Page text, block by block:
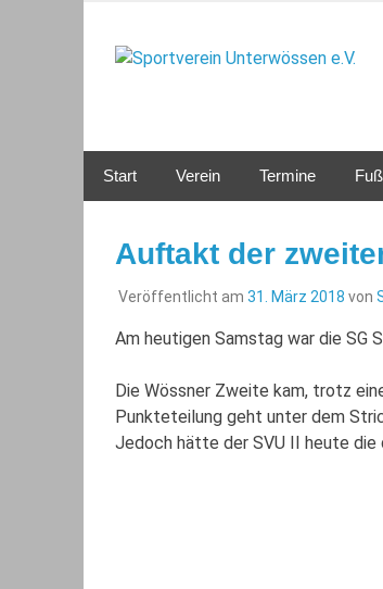
springen
Start Verein Termine
Auftakt der
Veröffentlicht am 31. März 2018 von
Am heutigen Samstag war die SG
Die Wössner Zweite kam, trotz
Punkteteilung geht unter dem
Jedoch hätte der SVU II heute